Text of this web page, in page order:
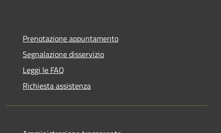
Prenotazione appuntamento
Segnalazione disservizio
Leggi le FAQ
Richiesta assistenza